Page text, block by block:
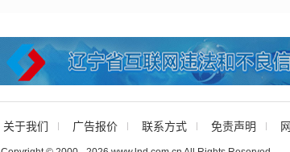
关于我们 广告报价 联系方式 免责声明